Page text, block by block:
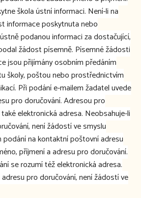
škola ústní informaci. Není-li na
informace poskytnuta nebo
podanou informaci za dostačující,
žádost písemně. Písemné žádosti
jsou přijímány osobním předáním
školy, poštou nebo prostřednictvím
Při podání e-mailem žadatel uvede
pro doručování. Adresou pro
elektronická adresa. Neobsahuje-li
není žádostí ve smyslu
podání na kontaktní poštovní adresu
příjmení a adresu pro doručování.
se rozumí též elektronická adresa.
pro doručování, není žádostí ve